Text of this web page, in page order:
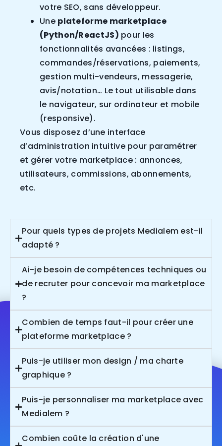
votre SEO, sans développeur.
Une plateforme marketplace
(Python/ReactJS) pour les
fonctionnalités avancées : listings,
commandes/réservations, paiements,
gestion multi-vendeurs, messagerie,
avis/notation… Le tout utilisable dans
le navigateur, sur ordinateur et mobile
(responsive).
Vous disposez d’une interface
d’administration intuitive pour paramétrer
et gérer votre marketplace : annonces,
utilisateurs, commissions, abonnements,
etc.
Pour quels types de projets Medialem est-il
adapté ?
Ai-je besoin de compétences techniques ou
de recruter pour concevoir ma marketplace
?
Combien de temps faut-il pour créer une
plateforme marketplace ?
Puis-je utiliser mon design / ma charte
graphique ?
Puis-je personnaliser ma marketplace avec
Medialem ?
Combien coûte la création d'une